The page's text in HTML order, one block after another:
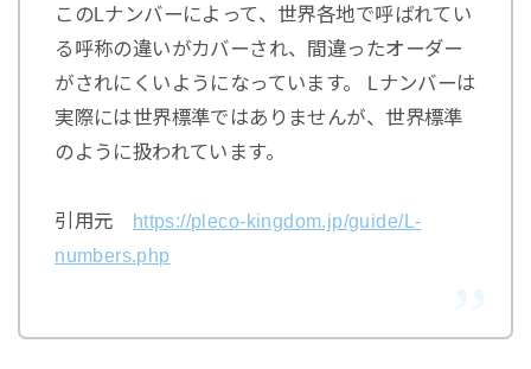
このLナンバーによって、世界各地で呼ばれてい
る呼称の違いがカバーされ、間違ったオーダー
がされにくいようになっています。 Lナンバーは
実際には世界標準ではありませんが、世界標準
のように扱われています。
引用元 https://pleco-kingdom.jp/guide/L-
numbers.php